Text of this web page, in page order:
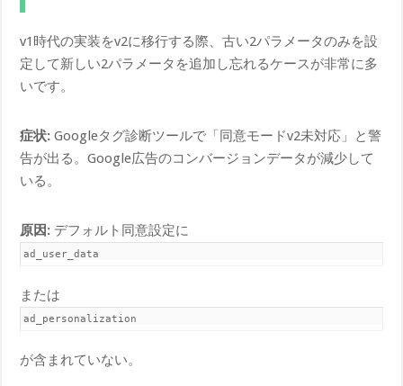
v1時代の実装をv2に移行する際、古い2パラメータのみを設
定して新しい2パラメータを追加し忘れるケースが非常に多
いです。
症状: Googleタグ診断ツールで「同意モードv2未対応」と警
告が出る。Google広告のコンバージョンデータが減少して
いる。
原因: デフォルト同意設定に
ad_user_data
または
ad_personalization
が含まれていない。